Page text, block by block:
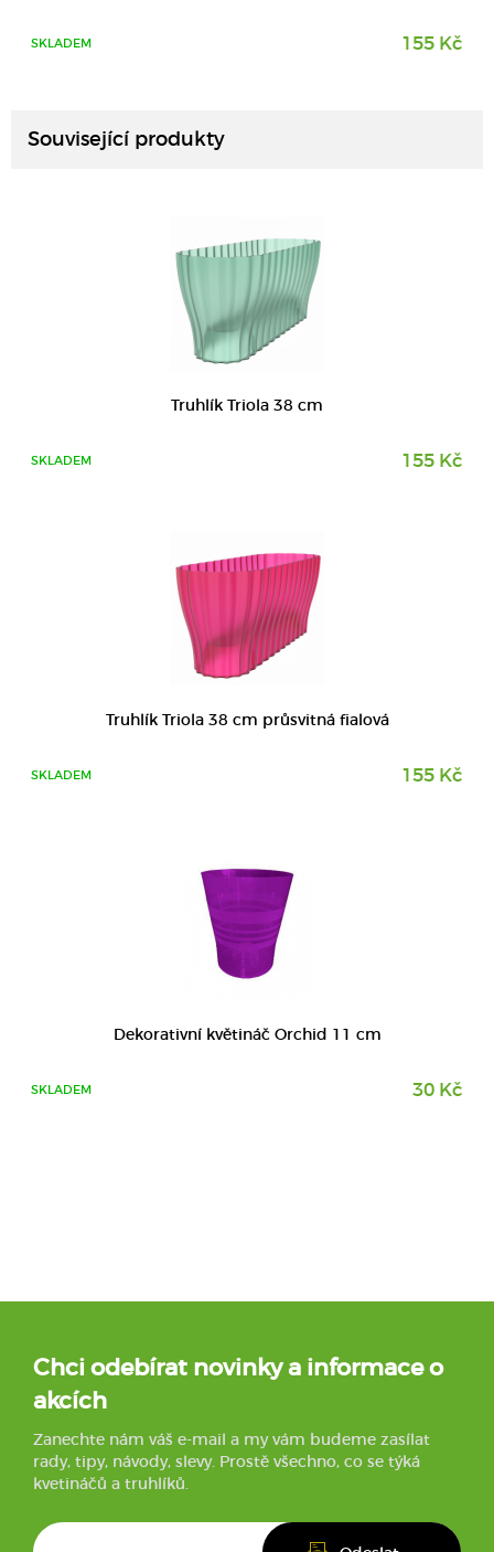
SKLADEM 155 Kč
Související produkty
Truhlík Triola 38 cm
SKLADEM 155 Kč
Truhlík Triola 38 cm průsvitná fialová
SKLADEM 155 Kč
Dekorativní květináč Orchid 11 cm
SKLADEM 30 Kč
Chci odebírat novinky a informace o
akcích
Zanechte nám váš e-mail a my vám budeme zasílat
rady, tipy, návody, slevy. Prostě všechno, co se týká
kvetináčů a truhlíků.